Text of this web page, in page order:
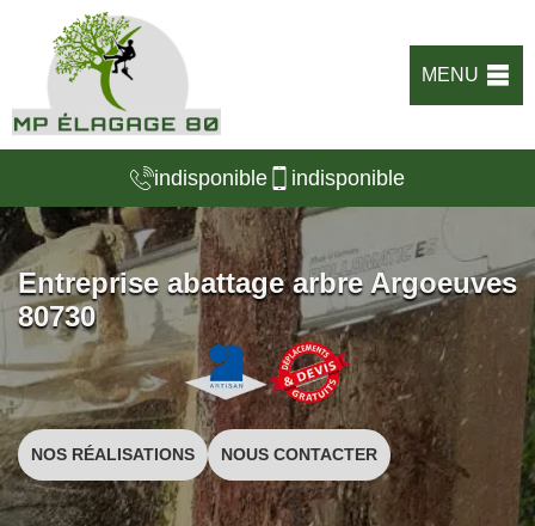
MENU
indisponible indisponible
Entreprise abattage arbre Argoeuves
80730
NOS RÉALISATIONS NOUS CONTACTER